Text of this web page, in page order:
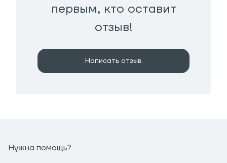
первым, кто оставит
отзыв!
Написать отзыв
Нужна помощь?